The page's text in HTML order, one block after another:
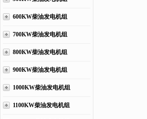
600KW柴油发电机组
700KW柴油发电机组
800KW柴油发电机组
900KW柴油发电机组
1000KW柴油发电机组
1100KW柴油发电机组